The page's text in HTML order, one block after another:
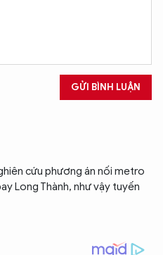
GỬI BÌNH LUẬN
cứu phương án nối metro
Long Thành, như vậy tuyến
Tôi sẵn sàng hỗ trợ!